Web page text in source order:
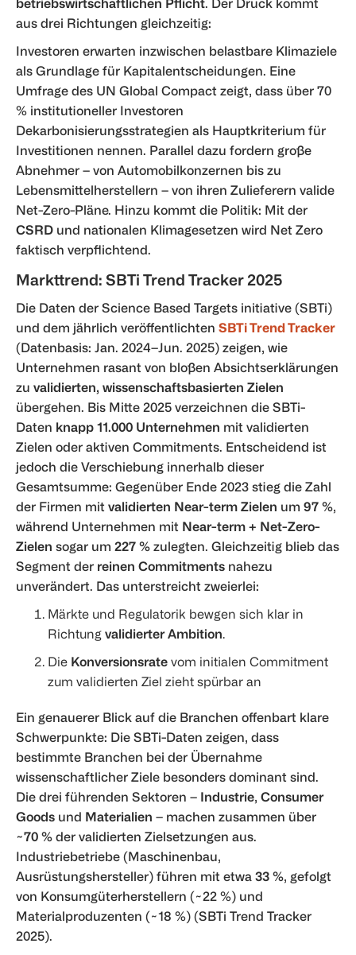
betriebswirtschaftlichen Pflicht. Der Druck kommt
aus drei Richtungen gleichzeitig:
Investoren erwarten inzwischen belastbare Klimaziele
als Grundlage für Kapitalentscheidungen. Eine
Umfrage des UN Global Compact zeigt, dass über 70
% institutioneller Investoren
Dekarbonisierungsstrategien als Hauptkriterium für
Investitionen nennen. Parallel dazu fordern große
Abnehmer – von Automobilkonzernen bis zu
Lebensmittelherstellern – von ihren Zulieferern valide
Net-Zero-Pläne. Hinzu kommt die Politik: Mit der
CSRD und nationalen Klimagesetzen wird Net Zero
faktisch verpflichtend.
Markttrend: SBTi Trend Tracker 2025
Die Daten der Science Based Targets initiative (SBTi)
und dem jährlich veröffentlichten SBTi Trend Tracker
(Datenbasis: Jan. 2024–Jun. 2025) zeigen, wie
Unternehmen rasant von bloßen Absichtserklärungen
zu validierten, wissenschaftsbasierten Zielen
übergehen. Bis Mitte 2025 verzeichnen die SBTi-
Daten knapp 11.000 Unternehmen mit validierten
Zielen oder aktiven Commitments. Entscheidend ist
jedoch die Verschiebung innerhalb dieser
Gesamtsumme: Gegenüber Ende 2023 stieg die Zahl
der Firmen mit validierten Near-term Zielen um 97 %,
während Unternehmen mit Near-term + Net-Zero-
Zielen sogar um 227 % zulegten. Gleichzeitig blieb das
Segment der reinen Commitments nahezu
unverändert. Das unterstreicht zweierlei:
Märkte und Regulatorik bewgen sich klar in
Richtung validierter Ambition.
Die Konversionsrate vom initialen Commitment
zum validierten Ziel zieht spürbar an
Ein genauerer Blick auf die Branchen offenbart klare
Schwerpunkte: Die SBTi-Daten zeigen, dass
bestimmte Branchen bei der Übernahme
wissenschaftlicher Ziele besonders dominant sind.
Die drei führenden Sektoren – Industrie, Consumer
Goods und Materialien – machen zusammen über
~70 % der validierten Zielsetzungen aus.
Industriebetriebe (Maschinenbau,
Ausrüstungshersteller) führen mit etwa 33 %, gefolgt
von Konsumgüterherstellern (~22 %) und
Materialproduzenten (~18 %) (SBTi Trend Tracker
2025).